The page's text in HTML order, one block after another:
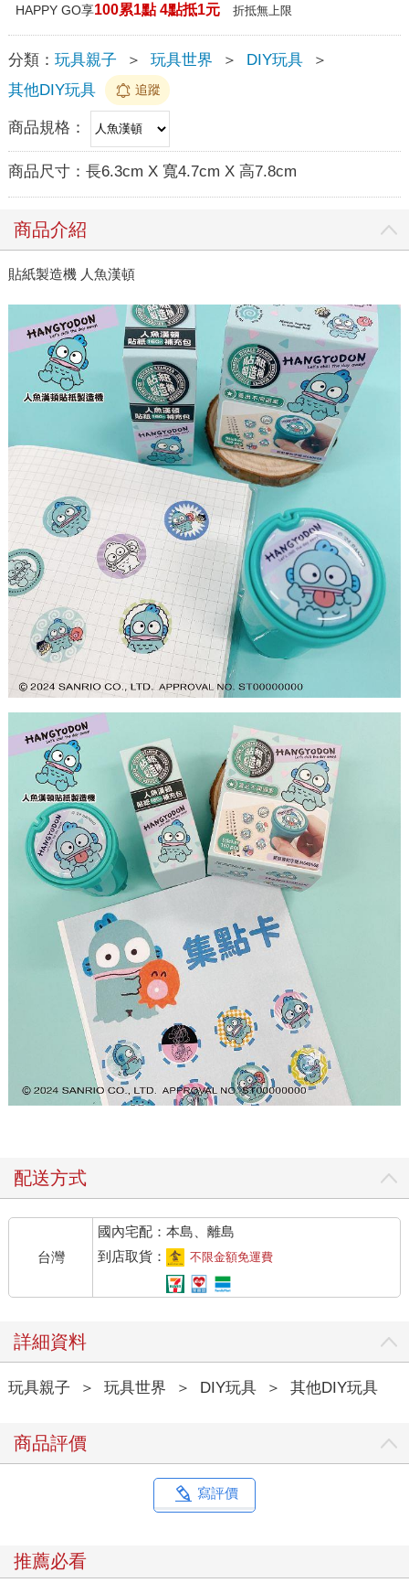
HAPPY GO享100累1點 4點抵1元 折抵無上限
分類： 玩具親子 ＞ 玩具世界 ＞ DIY玩具
＞
其他DIY玩具
追蹤
商品規格：
商品尺寸： 長6.3cm X 寬4.7cm X 高7.8cm
商品介紹
貼紙製造機 人魚漢頓
配送方式
台灣
國內宅配：本島、離島
到店取貨：
不限金額免運費
詳細資料
玩具親子 ＞ 玩具世界 ＞ DIY玩具 ＞ 其他DIY玩具
商品評價
寫評價
推薦必看